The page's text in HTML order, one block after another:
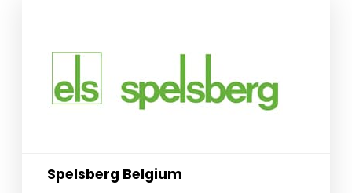
Spelsberg Belgium